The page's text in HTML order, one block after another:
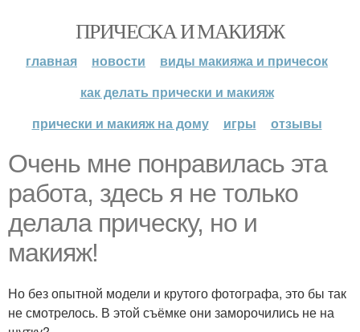
ПРИЧЕСКА И МАКИЯЖ
главная новости
виды макияжа и причесок
как делать прически и макияж
прически и макияж на дому
игры отзывы
Очень мне понравилась эта
работа, здесь я не только
делала прическу, но и
макияж!
Но без опытной модели и крутого фотографа, это бы так
не смотрелось. В этой съёмке они заморочились не на